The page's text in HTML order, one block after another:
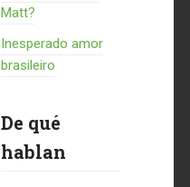
Matt?
Inesperado amor
brasileiro
De qué
hablan